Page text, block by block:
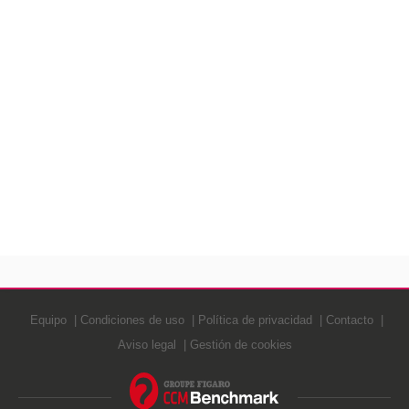
Equipo Condiciones de uso Política de privacidad
Contacto
Aviso legal
Gestión de cookies